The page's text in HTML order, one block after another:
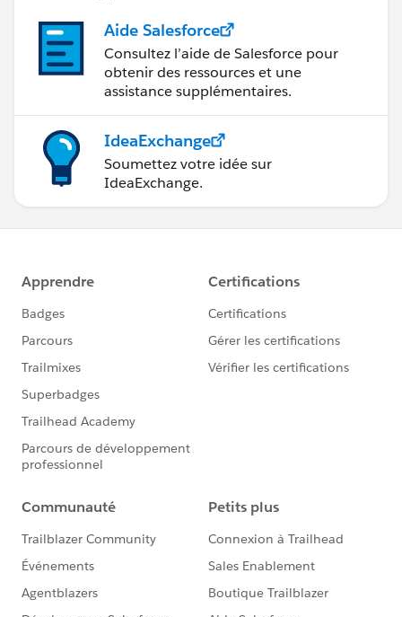
Aide Salesforce
Consultez l’aide de Salesforce pour
obtenir des ressources et une
assistance supplémentaires.
IdeaExchange
Soumettez votre idée sur
IdeaExchange.